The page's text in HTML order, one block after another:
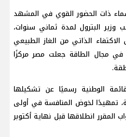
ذات الحضور القوي في المشهد
البترول لمدة ثماني سنوات،
الذاتي من الغاز الطبيعي
مجال الطاقة جعلت مصر مركزًا
الوطنية رسميًا عن تشكيلها
تمهيدًا لخوض المنافسة في أولى
المقرر انطلاقها قبل نهاية أكتوبر